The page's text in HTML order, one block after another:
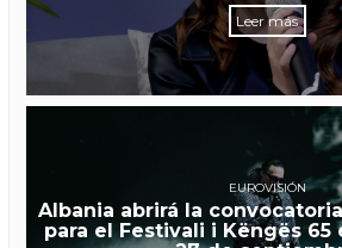
Leer más
EUROVISIÓN
Albania abrirá la
para el Festivali i Këngës 65